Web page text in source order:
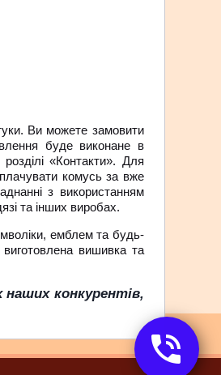
Ви можете замовити
буде виконане в
«Контакти». Для
комусь за вже
з використанням
та інших виробах.
емблем та будь-
виготовлена ​​вишивка та
наших конкурентів,